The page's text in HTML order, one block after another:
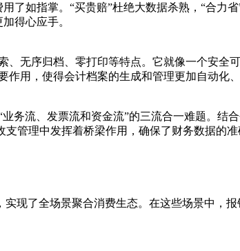
如指掌。“买贵赔”杜绝大数据杀熟，“合力
得心应手。
、无序归档、零打印等特点。它就像一个安全
用，使得会计档案的生成和管理更加自动化、
务流、发票流和资金流”的三流合一难题。结
管理中发挥着桥梁作用，确保了财务数据的准
现了全场景聚合消费生态。在这些场景中，